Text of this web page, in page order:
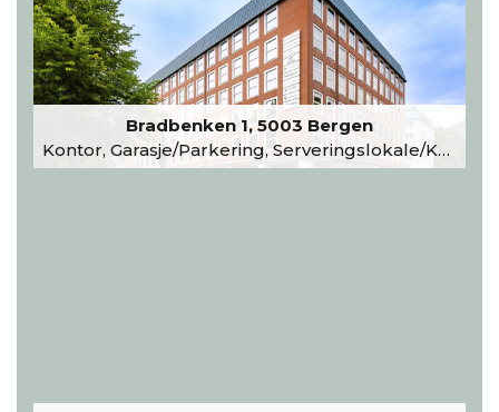
Bradbenken 1, 5003 Bergen
Kontor, Garasje/Parkering, Serveringslokale/Kantine, Undervisning/Arrangement